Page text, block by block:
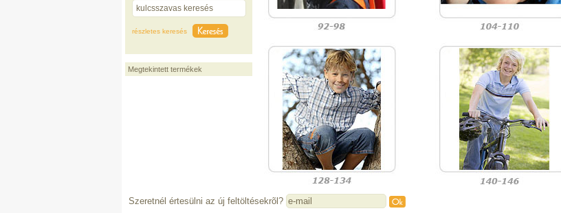
részletes keresés
Megtekintett termékek
Szeretnél értesülni az új feltöltésekrõl?